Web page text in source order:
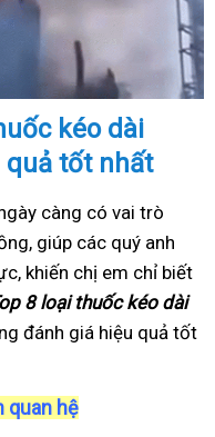
kéo dài
quả tốt nhất
càng có vai trò
giúp các quý anh
khiến chị em chỉ biết
8 loại thuốc kéo dài
đánh giá hiệu quả tốt
quan hệ